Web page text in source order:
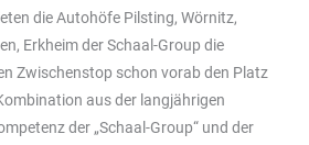
die Autohöfe Pilsting, Wörnitz,
Erkheim der Schaal-Group die
Zwischenstop schon vorab den Platz
aus der langjährigen
der „Schaal-Group“ und der